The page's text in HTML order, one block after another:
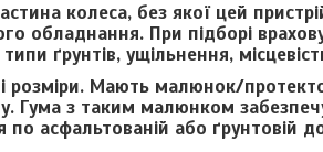
колеса, без якої цей
обладнання. При підборі
ґрунтів, ущільнення,
розміри. Мають малюнок/
Гума з таким малюнком
асфальтованій або ґрунтовій